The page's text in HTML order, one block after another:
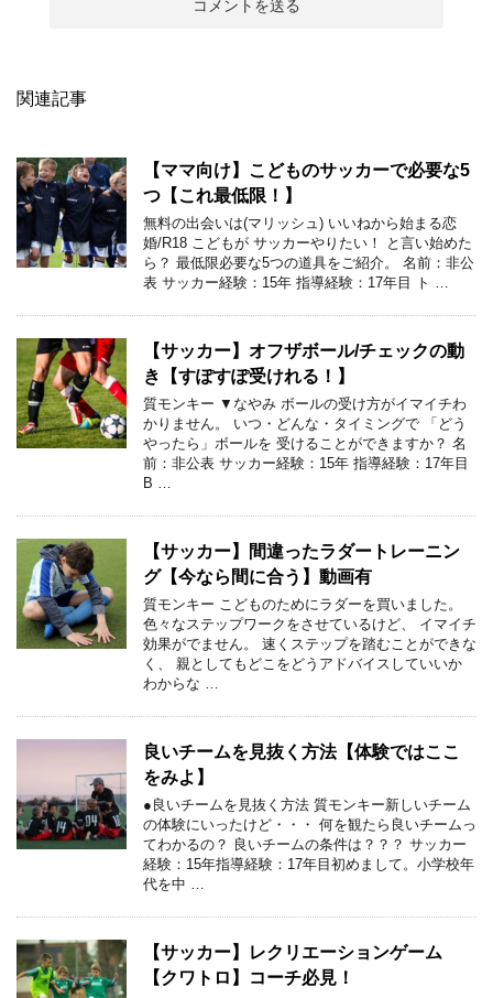
関連記事
【ママ向け】こどものサッカーで必要な5
つ【これ最低限！】
無料の出会いは(マリッシュ) いいねから始まる恋
婚/R18 こどもが サッカーやりたい！ と言い始めた
ら？ 最低限必要な5つの道具をご紹介。 名前：非公
表 サッカー経験：15年 指導経験：17年目 ト …
【サッカー】オフザボール/チェックの動
き【すぽすぽ受けれる！】
質モンキー ▼なやみ ボールの受け方がイマイチわ
かりません。 いつ・どんな・タイミングで 「どう
やったら」ボールを 受けることができますか？ 名
前：非公表 サッカー経験：15年 指導経験：17年目
B …
【サッカー】間違ったラダートレーニン
グ【今なら間に合う】動画有
質モンキー こどものためにラダーを買いました。
色々なステップワークをさせているけど、 イマイチ
効果がでません。 速くステップを踏むことができな
く、 親としてもどこをどうアドバイスしていいか
わからな …
良いチームを見抜く方法【体験ではここ
をみよ】
●良いチームを見抜く方法 質モンキー新しいチーム
の体験にいったけど・・・ 何を観たら良いチームっ
てわかるの？ 良いチームの条件は？？？ サッカー
経験：15年指導経験：17年目初めまして。小学校年
代を中 …
【サッカー】レクリエーションゲーム
【クワトロ】コーチ必見！